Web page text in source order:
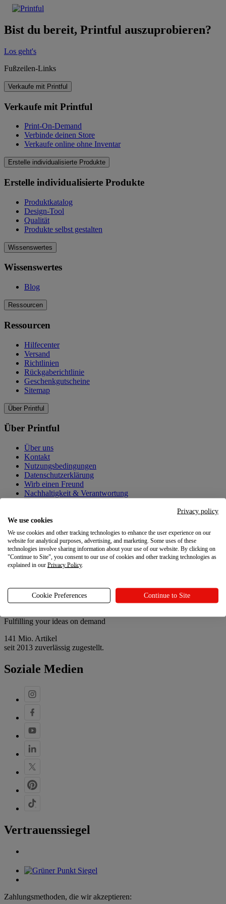
Bist du bereit, Printful auszuprobieren?
Los geht's
Fußzeilen-Links
Verkaufe mit Printful
Verkaufe mit Printful
Print-On-Demand
Verbinde deinen Store
Verkaufe online ohne Inventar
Erstelle individualisierte Produkte
Erstelle individualisierte Produkte
Produktkatalog
Design-Tool
Qualität
Produkte selbst gestalten
Wissenswertes
Wissenswertes
Blog
Ressourcen
Ressourcen
Hilfecenter
Versand
Richtlinien
Rückgaberichtlinie
Geschenkgutscheine
Sitemap
Über Printful
Über Printful
Über uns
Kontakt
Nutzungsbedingungen
Datenschutzerklärung
Wirb einen Freund
Nachhaltigkeit & Verantwortung
Neueste Updates
Neueste Updates
Printful-Updates
Leitfaden zu Printful Abrechnungen
Personalisiere deine Bestellungen mit Paketbeilagen
Fulfilling your ideas on demand
141 Mio. Artikel
seit 2013 zuverlässig zugestellt.
Soziale Medien
Vertrauenssiegel
Zahlungsmethoden, die wir akzeptieren:
Privacy policy
We use cookies
We use cookies and other tracking technologies to enhance the user experience on our
website for analytical purposes, advertising, and marketing. Some uses of these
technologies involve sharing information about your use of our website. By clicking on
"Continue to Site", you consent to our use of cookies and other tracking technologies as
explained in our Privacy Policy.
Cookie Preferences Continue to Site